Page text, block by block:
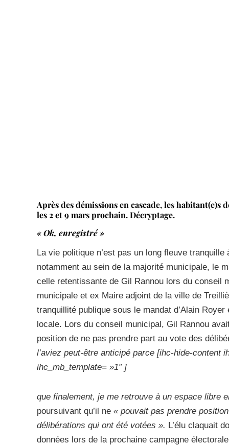
Après des démissions en cascade, les
les 2 et 9 mars prochain. Décryptage.
« Ok, enregistré »
La vie politique n’est pas un long fleuve tranquille
notamment au sein de la majorité municipale, le
celle retentissante de Gil Rannou lors du conseil
municipale et ex Maire adjoint de la ville de
tranquillité publique sous le mandat d’Alain
locale. Lors du conseil municipal, Gil Rannou
position de ne pas prendre part au vote des
l’aviez peut-être anticipé parce [ihc-hide-content
ihc_mb_template= »1″ ]
que finalement, je me retrouve à un espace libre
poursuivant qu’il ne « pouvait pas prendre
délibérations qui ont été votées ». L’élu claquait
données lors de la prochaine campagne électorale